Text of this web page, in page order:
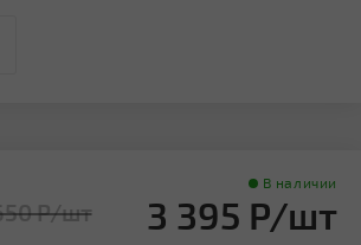
В наличии
Р/шт 3 395 Р/шт